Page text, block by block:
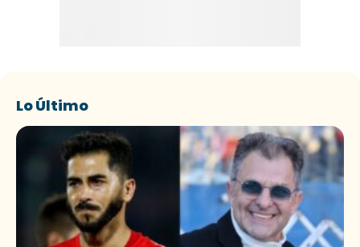
Lo Último